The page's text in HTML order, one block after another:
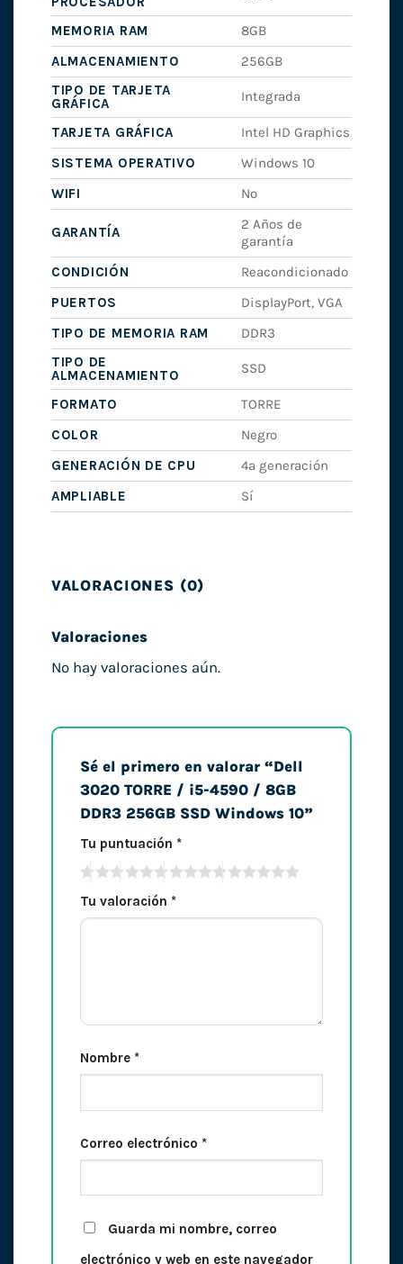
MEMORIA RAM
8GB
ALMACENAMIENTO
256GB
TIPO DE TARJETA
GRÁFICA
Integrada
TARJETA GRÁFICA
Intel HD Graphics
SISTEMA OPERATIVO
Windows 10
WIFI
No
GARANTÍA
2 Años de
garantía
CONDICIÓN
Reacondicionado
PUERTOS
DisplayPort, VGA
TIPO DE MEMORIA RAM
DDR3
TIPO DE
ALMACENAMIENTO
SSD
FORMATO
TORRE
COLOR
Negro
GENERACIÓN DE CPU
4ª generación
AMPLIABLE
Sí
VALORACIONES (0)
Valoraciones
No hay valoraciones aún.
Sé el primero en valorar “Dell
3020 TORRE / i5-4590 / 8GB
DDR3 256GB SSD Windows 10”
Tu puntuación *
Tu valoración *
Nombre *
Correo electrónico *
Guarda mi nombre, correo
electrónico y web en este navegador